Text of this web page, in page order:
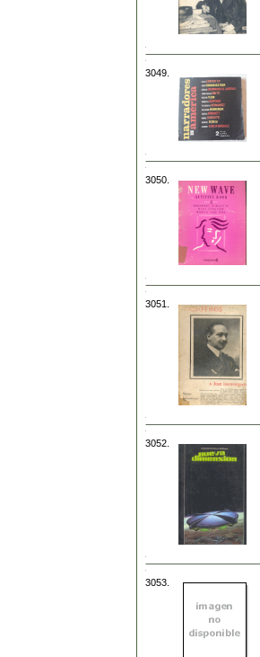
3049.
3050.
3051.
3052.
3053.